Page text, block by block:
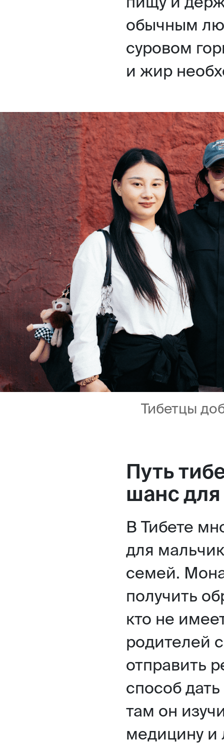
обычным
суровом
и жир
Тибетцы
Путь
шанс
В Тибете
для
семей.
получить
кто не
родителей
отправить
способ
там он
медицину и